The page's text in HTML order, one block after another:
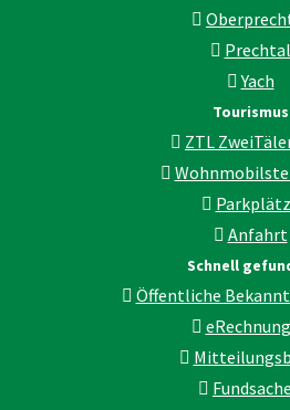
Prechtal
Yach
Tourismus
ZTL
Anfahrt
Schnell
Öffentliche